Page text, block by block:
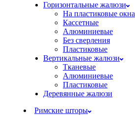
Горизонтальные жалюзи
На пластиковые окна
Кассетные
Алюминиевые
Без сверления
Пластиковые
Вертикальные жалюзи
Тканевые
Алюминиевые
Пластиковые
Деревянные жалюзи
Римские шторы